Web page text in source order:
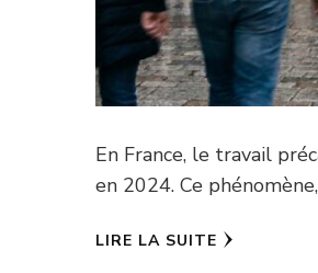
En France, le travail
en 2024. Ce
LIRE LA SUITE